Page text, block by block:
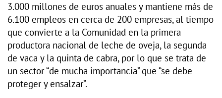
3.000 millones de euros anuales y mantiene más de
6.100 empleos en cerca de 200 empresas, al tiempo
que convierte a la Comunidad en la primera
productora nacional de leche de oveja, la segunda
de vaca y la quinta de cabra, por lo que se trata de
un sector “de mucha importancia” que “se debe
proteger y ensalzar”.